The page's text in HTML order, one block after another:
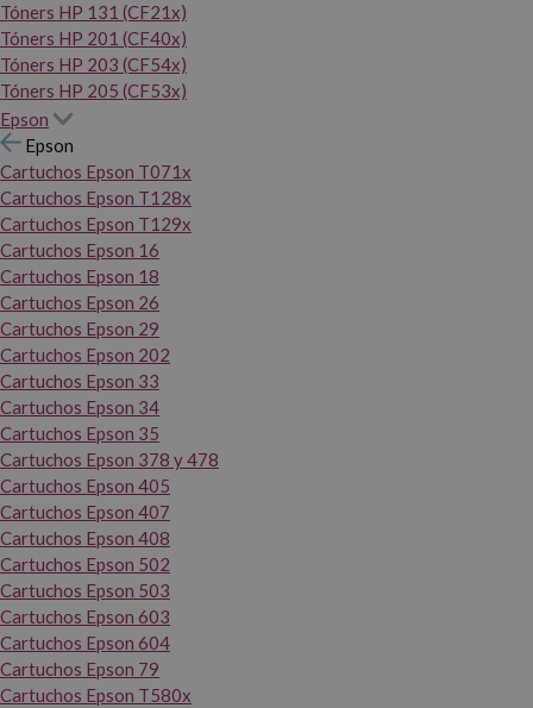
Tóners HP 131 (CF21x)
Tóners HP 201 (CF40x)
Tóners HP 203 (CF54x)
Tóners HP 205 (CF53x)
Epson
Epson
Cartuchos Epson T071x
Cartuchos Epson T128x
Cartuchos Epson T129x
Cartuchos Epson 16
Cartuchos Epson 18
Cartuchos Epson 26
Cartuchos Epson 29
Cartuchos Epson 202
Cartuchos Epson 33
Cartuchos Epson 34
Cartuchos Epson 35
Cartuchos Epson 378 y 478
Cartuchos Epson 405
Cartuchos Epson 407
Cartuchos Epson 408
Cartuchos Epson 502
Cartuchos Epson 503
Cartuchos Epson 603
Cartuchos Epson 604
Cartuchos Epson 79
Cartuchos Epson T580x